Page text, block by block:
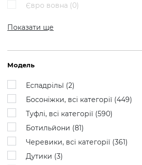
Євро вовна (0)
Показати ще
Модель
Еспадрільї (2)
Босоніжки, всі категорії (449)
Туфлі, всі категорії (590)
Ботильйони (81)
Черевики, всі категорії (361)
Дутики (3)